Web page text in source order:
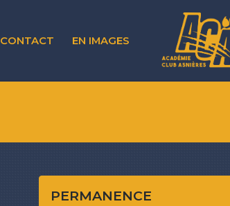
CONTACT EN IMAGES
PERMANENCE